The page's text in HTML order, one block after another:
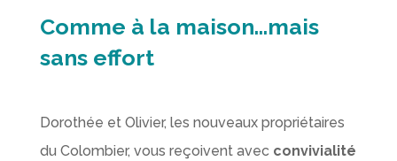
Comme à la maison…mais
sans effort
Dorothée et Olivier, les nouveaux propriétaires
du Colombier, vous reçoivent avec convivialité